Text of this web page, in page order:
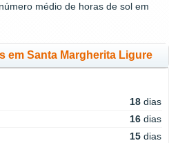
médio de horas de sol em
em Santa Margherita Ligure
18 dias
16 dias
15 dias